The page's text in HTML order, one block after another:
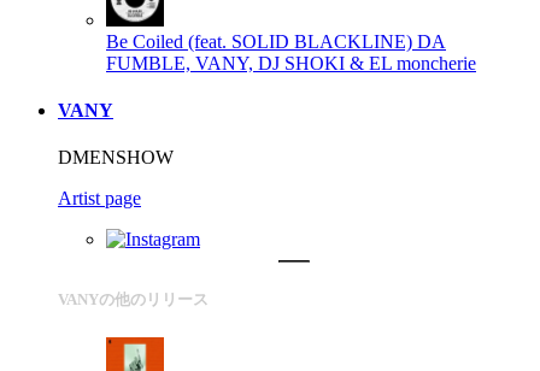
Be Coiled (feat. SOLID BLACKLINE) DA
FUMBLE, VANY, DJ SHOKI & EL moncherie
VANY
DMENSHOW
Artist page
VANYの他のリリース